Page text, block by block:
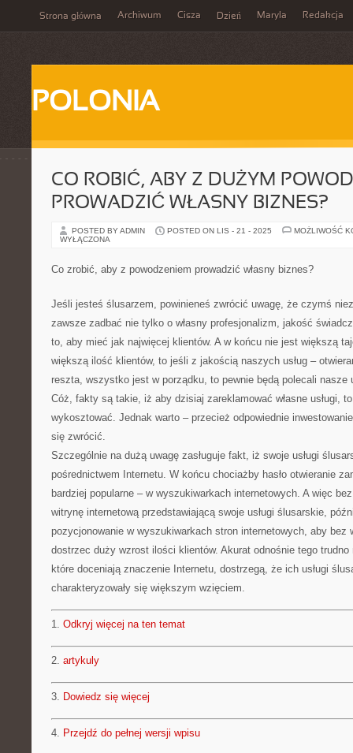
Strona główna Archiwum Cisza Dzień Maryla Redakcja
POLONIA
CO ROBIĆ, ABY Z DUŻYM
PROWADZIĆ WŁASNY BIZNES?
POSTED BY ADMIN POSTED ON LIS - 21 - 2025
MOŻLIWOŚĆ
WYŁĄCZONA
Co zrobić, aby z powodzeniem prowadzić własny biznes?
Jeśli jesteś ślusarzem, powinieneś zwrócić uwagę, że czymś
zawsze zadbać nie tylko o własny profesjonalizm, jakość
to, aby mieć jak najwięcej klientów. A w końcu nie jest większą
większą ilość klientów, to jeśli z jakością naszych usług –
reszta, wszystko jest w porządku, to pewnie będą polecali nasze
Cóż, fakty są takie, iż aby dzisiaj zareklamować własne usługi,
wykosztować. Jednak warto – przecież odpowiednie
się zwrócić.
Szczególnie na dużą uwagę zasługuje fakt, iż swoje usługi
pośrednictwem Internetu. W końcu chociażby hasło otwieranie
bardziej popularne – w wyszukiwarkach internetowych. A więc
witrynę internetową przedstawiającą swoje usługi ślusarskie,
pozycjonowanie w wyszukiwarkach stron internetowych, aby bez
dostrzec duży wzrost ilości klientów. Akurat odnośnie tego
które doceniają znaczenie Internetu, dostrzegą, że ich usługi
charakteryzowały się większym wzięciem.
1. Odkryj więcej na ten temat
2. artykuly
3. Dowiedz się więcej
4. Przejdź do pełnej wersji wpisu